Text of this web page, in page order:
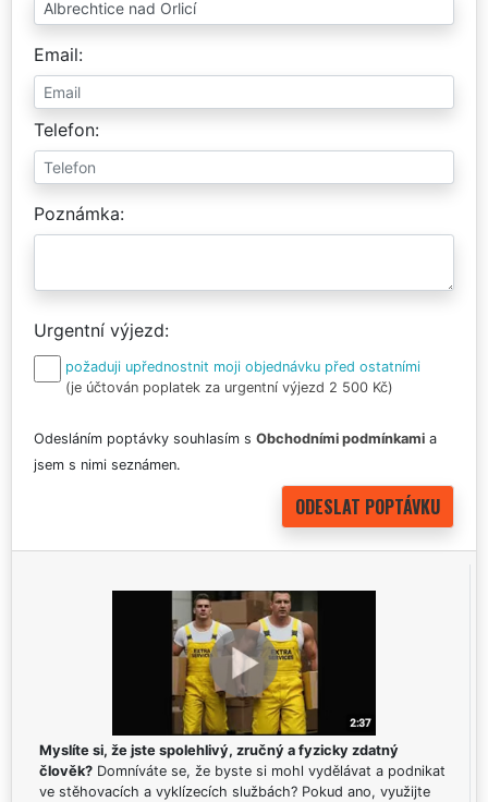
Email
Telefon
Poznámka
Urgentní výjezd
požaduji upřednostnit moji objednávku před ostatními
(je účtován poplatek za urgentní výjezd 2 500 Kč)
Odesláním poptávky souhlasím s Obchodními podmínkami a
jsem s nimi seznámen.
Myslíte si, že jste spolehlivý, zručný a fyzicky zdatný
člověk? Domníváte se, že byste si mohl vydělávat a podnikat
ve stěhovacích a vyklízecích službách? Pokud ano, využijte